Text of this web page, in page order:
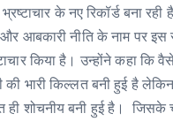
के नए रिकॉर्ड बना रही
आबकारी नीति के नाम पर इस
किया है। उन्होंने कहा कि
की भारी किल्लत बनी हुई है
ही शोचनीय बनी हुई है।